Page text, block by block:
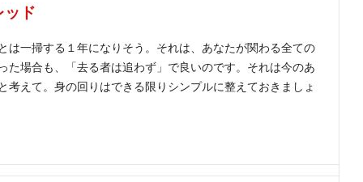
ッド
は一掃する１年になりそう。それは、あなたが関わる全ての
た場合も、「去る者は追わず」で良いのです。それは今のあ
考えて。身の回りはできる限りシンプルに整えておきましょ